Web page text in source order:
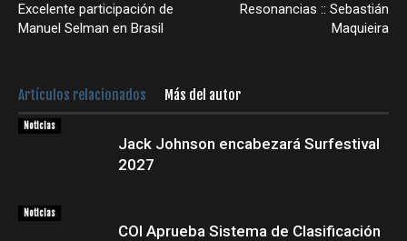
Excelente participación de
Manuel Selman en Brasil
Resonancias :: Sebastián
Maquieira
Artículos relacionados Más del autor
Noticias
Jack Johnson encabezará Surfestival
2027
Noticias
COI Aprueba Sistema de Clasificación